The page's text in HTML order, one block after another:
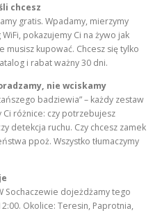
chcesz
gratis. Wpadamy, mierzymy
pokazujemy Ci na żywo jak
musisz kupować. Chcesz się tylko
i rabat ważny 30 dni.
nie wciskamy
badziewia” – każdy zestaw
Ci różnice: czy potrzebujesz
detekcja ruchu. Czy chcesz zamek
ppoż. Wszystko tłumaczymy
Sochaczewie dojeżdżamy tego
Okolice: Teresin, Paprotnia,